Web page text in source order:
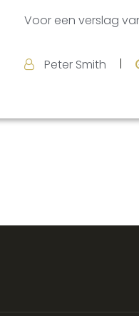
Voor een verslag
Peter Smith